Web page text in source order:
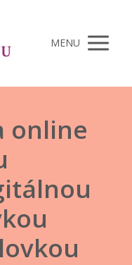
MENU
online